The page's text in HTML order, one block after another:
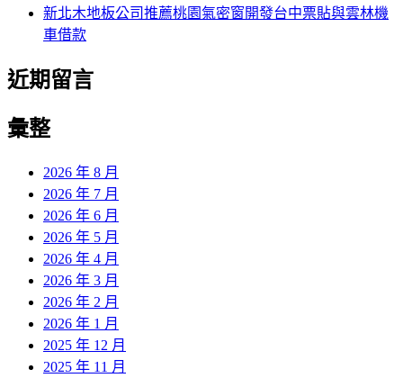
新北木地板公司推薦桃園氣密窗開發台中票貼與雲林機
車借款
近期留言
彙整
2026 年 8 月
2026 年 7 月
2026 年 6 月
2026 年 5 月
2026 年 4 月
2026 年 3 月
2026 年 2 月
2026 年 1 月
2025 年 12 月
2025 年 11 月